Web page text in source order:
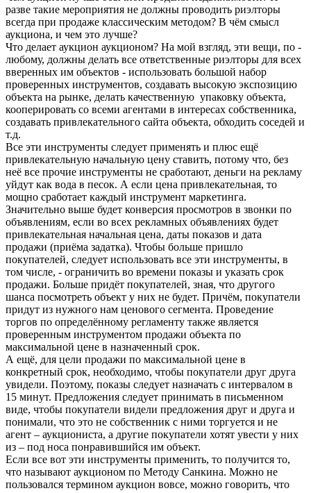
разве такие мероприятия не должны проводить риэлторы
всегда при продаже классическим методом? В чём смысл
аукциона, и чем это лучше?
Что делает аукцион аукционом? На мой взгляд, эти вещи, по -
любому, должны делать все ответственные риэлторы для всех
вверенных им объектов - использовать большой набор
проверенных инструментов, создавать высокую экспозицию
объекта на рынке, делать качественную упаковку объекта,
кооперировать со всеми агентами в интересах собственника,
создавать привлекательного сайта объекта, обходить соседей и
т.д.
Все эти инструменты следует применять и плюс ещё
привлекательную начальную цену ставить, потому что, без
неё все прочие инструменты не сработают, деньги на рекламу
уйдут как вода в песок. А если цена привлекательная, то
мощно сработает каждый инструмент маркетинга.
Значительно выше будет конверсия просмотров в звонки по
объявлениям, если во всех рекламных объявлениях будет
привлекательная начальная цена, даты показов и дата
продажи (приёма задатка). Чтобы больше пришло
покупателей, следует использовать все эти инструменты, в
том числе, - ограничить во времени показы и указать срок
продажи. Больше придёт покупателей, зная, что другого
шанса посмотреть объект у них не будет. Причём, покупатели
придут из нужного нам ценового сегмента. Проведение
торгов по определённому регламенту также является
проверенным инструментом продажи объекта по
максимальной цене в назначенный срок.
А ещё, для цели продажи по максимальной цене в
конкретный срок, необходимо, чтобы покупатели друг друга
увидели. Поэтому, показы следует назначать с интервалом в
15 минут. Предложения следует принимать в письменном
виде, чтобы покупатели видели предложения друг и друга и
понимали, что это не собственник с ними торгуется и не
агент – аукциониста, а другие покупатели хотят увести у них
из – под носа понравившийся им объект.
Если все вот эти инструменты применить, то получится то,
что называют аукционом по Методу Санкина. Можно не
пользовался термином аукцион вовсе, можно говорить, что